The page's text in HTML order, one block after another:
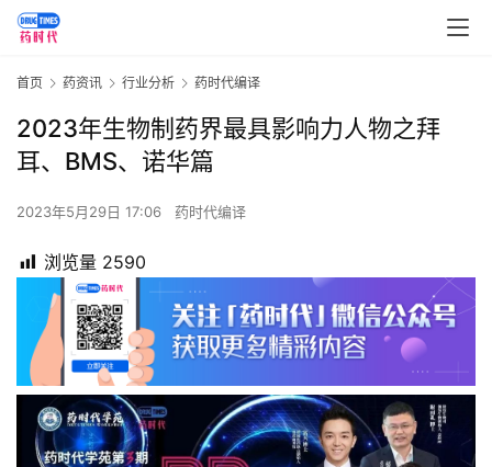
首页 药资讯 行业分析 药时代编译
2023年生物制药界最具影响力人物之拜
耳、BMS、诺华篇
2023年5月29日 17:06 药时代编译
浏览量 2590